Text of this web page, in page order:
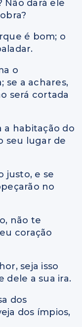
Não dará ele
é bom; o
o
se a achares,
será cortada
a habitação do
seu lugar de
justo, e se
no
não te
coração
seja isso
dele a sua ira.
dos
dos ímpios,